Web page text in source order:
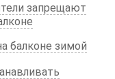
запрещают
балконе зимой